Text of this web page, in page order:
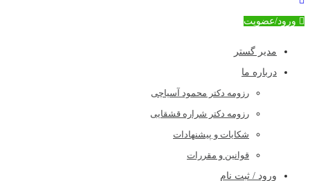
ورود/عضویت
مدیر گستر
درباره ما
رزومه دکتر محمود آسیاچی
رزومه دکتر شراره قشقایی
شکایات و پیشنهادات
قوانین و مقررات
ورود / ثبت نام